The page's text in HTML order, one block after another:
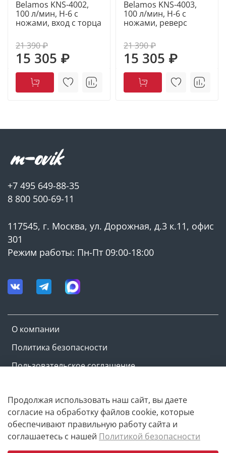
Представляет собой компактную автоматическую
водоподъемную станцию, на базе центробежного
погружного одноступенчатого насоса.
Belamos KNS-4002,
100 л/мин, Н-6 с
ножами, вход с торца
21 390 ₽
15 305 ₽
Belamos KNS-4003,
100 л/мин, Н-6 с
ножами, реверс
21 390 ₽
15 305 ₽
О компании
Политика безопасности
Пользовательское соглашение
+7 495 649-88-35
8 800 500-69-11
117545, г. Москва, ул. Дорожная, д.3 к.11, офис
301
Режим работы: Пн-Пт 09:00-18:00
Copyright © M-ovik.ru. 2022-2026
Продолжая использовать наш сайт, вы даете
согласие на обработку файлов cookie, которые
обеспечивают правильную работу сайта и
соглашаетесь с нашей Политикой безопасности